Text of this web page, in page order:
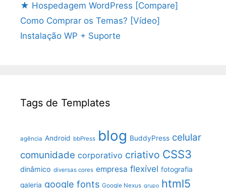
★ Hospedagem WordPress [Compare]
Como Comprar os Temas? [Vídeo]
Instalação WP + Suporte
Tags de Templates
agência Android bbPress blog BuddyPress celular
comunidade corporativo criativo CSS3
dinâmico diversas cores empresa flexível fotografia
galeria google fonts Google Nexus grupo html5